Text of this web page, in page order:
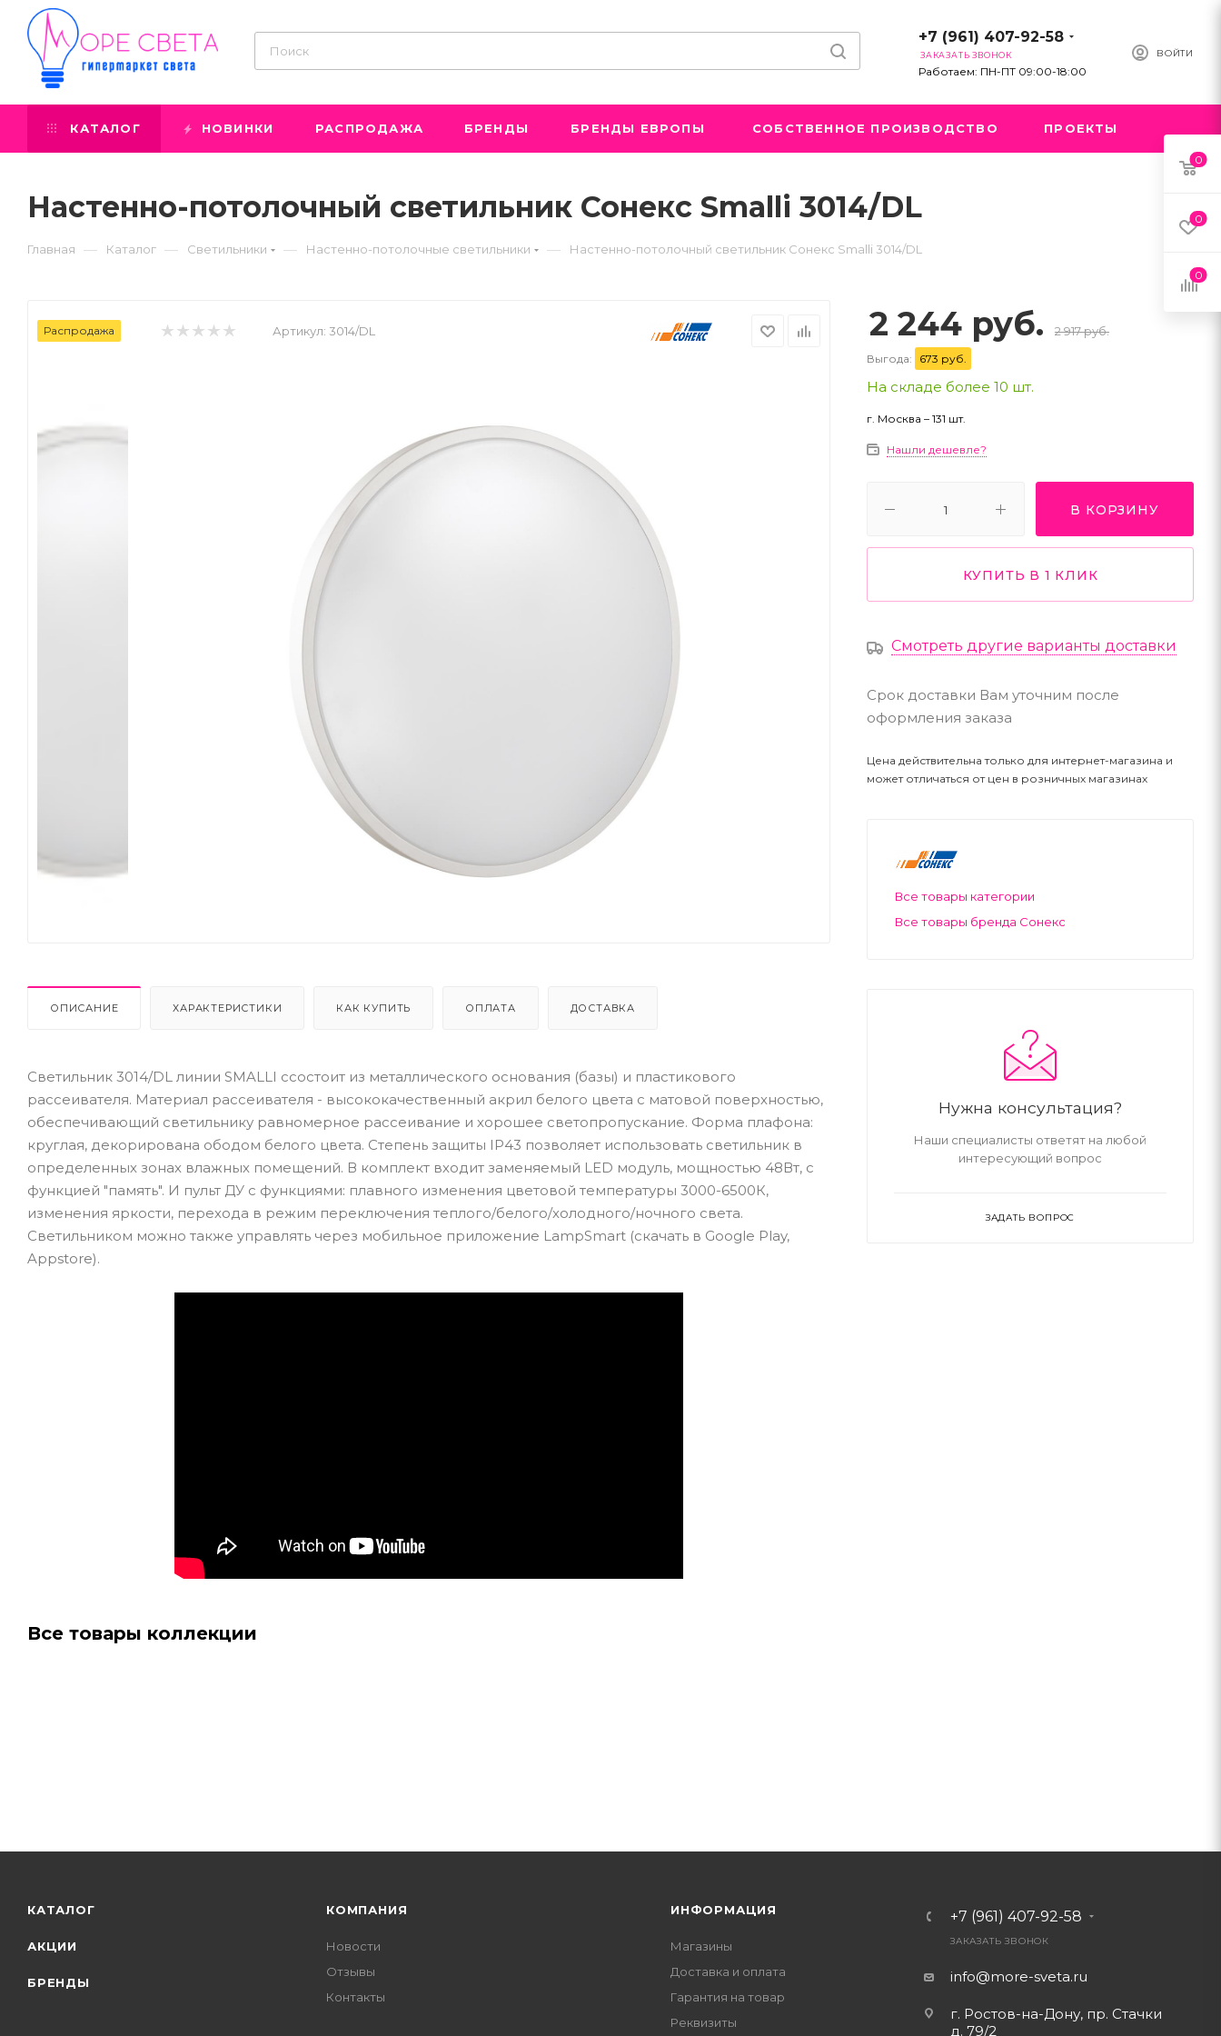
ВОЙТИ
+7 (961) 407-92-58
ЗАКАЗАТЬ ЗВОНОК
Работаем: ПН-ПТ 09:00-18:00
КАТАЛОГ НОВИНКИ РАСПРОДАЖА БРЕНДЫ БРЕНДЫ ЕВРОПЫ СОБСТВЕННОЕ ПРОИЗВОДСТВО ПРОЕКТЫ
Настенно-потолочный светильник Сонекс Smalli 3014/DL
Главная — Каталог — Светильники — Настенно-потолочные светильники — Настенно-потолочный светильник Сонекс Smalli 3014/DL
Распродажа Артикул: 3014/DL
ОПИСАНИЕ ХАРАКТЕРИСТИКИ КАК КУПИТЬ ОПЛАТА ДОСТАВКА
Светильник 3014/DL линии SMALLI cсостоит из металлического основания (базы) и пластикового
рассеивателя. Материал рассеивателя - высококачественный акрил белого цвета с матовой поверхностью,
обеспечивающий светильнику равномерное рассеивание и хорошее светопропускание. Форма плафона:
круглая, декорирована ободом белого цвета. Степень защиты IP43 позволяет использовать светильник в
определенных зонах влажных помещений. В комплект входит заменяемый LED модуль, мощностью 48Вт, с
функцией "память". И пульт ДУ с функциями: плавного изменения цветовой температуры 3000-6500К,
изменения яркости, перехода в режим переключения теплого/белого/холодного/ночного света.
Светильником можно также управлять через мобильное приложение LampSmart (скачать в Google Play,
Appstore).
Все товары коллекции
2 244 руб. 2 917 руб.
Выгода: 673 руб.
На складе более 10 шт.
г. Москва – 131 шт.
Нашли дешевле?
В КОРЗИНУ
КУПИТЬ В 1 КЛИК
Смотреть другие варианты доставки
Срок доставки Вам уточним после
оформления заказа
Цена действительна только для интернет-магазина и
может отличаться от цен в розничных магазинах
Все товары категории
Все товары бренда Сонекс
Нужна консультация?
Наши специалисты ответят на любой
интересующий вопрос
ЗАДАТЬ ВОПРОС
КАТАЛОГ
АКЦИИ
БРЕНДЫ
КОМПАНИЯ
Новости
Отзывы
Контакты
ИНФОРМАЦИЯ
Магазины
Доставка и оплата
Гарантия на товар
Реквизиты
+7 (961) 407-92-58
ЗАКАЗАТЬ ЗВОНОК
info@more-sveta.ru
г. Ростов-на-Дону, пр. Стачки
д. 79/2
0
0
0